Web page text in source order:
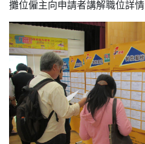
攤位僱主向申請者講解職位詳情